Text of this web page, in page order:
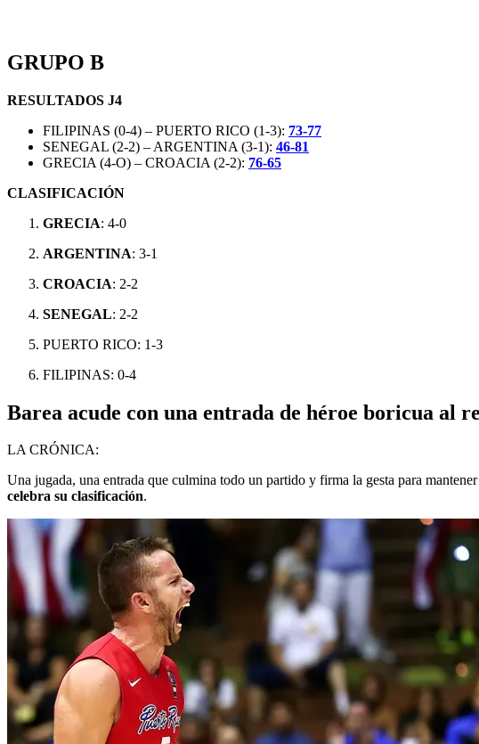
GRUPO B
RESULTADOS J4
FILIPINAS (0-4) – PUERTO RICO (1-3): 73-77
SENEGAL (2-2) – ARGENTINA (3-1): 46-81
GRECIA (4-O) – CROACIA (2-2): 76-65
CLASIFICACIÓN
GRECIA: 4-0
ARGENTINA: 3-1
CROACIA: 2-2
SENEGAL: 2-2
PUERTO RICO: 1-3
FILIPINAS: 0-4
Barea acude con una entrada de héroe boricua al
LA CRÓNICA:
Una jugada, una entrada que culmina todo un partido y firma la gesta para
celebra su clasificación.